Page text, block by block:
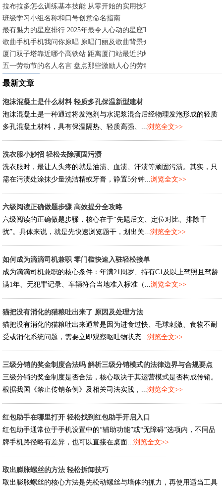
拉布拉多怎么训练基本技能 从零开始的实用技巧
班级学习小组名称和口号创意命名指南
最有魅力的星座排行 2025年最令人心动的星座TOP5
歌曲手机手机我问你原唱 原唱门丽及歌曲背景介绍
厦门双子塔靠近哪个高铁站 距离厦门站最近的地标建筑
五一劳动节的名人名言 盘点那些激励人心的劳动箴言
最新文章
泡沫混凝土是什么材料 轻质多孔保温新型建材
泡沫混凝土是一种通过将发泡剂与水泥浆混合后经物理发泡形成的轻质
多孔混凝土材料，具有保温隔热、轻质高强、...浏览全文>>
洗衣服小妙招 轻松去除顽固污渍
洗衣服时，最让人头疼的就是油渍、血渍、汗渍等顽固污渍。其实，只
需在污渍处涂抹少量洗洁精或牙膏，静置5分钟...浏览全文>>
六级阅读正确做题步骤 高效提分全攻略
六级阅读的正确做题步骤，核心在于“先题后文、定位对比、排除干
扰”。具体来说，就是先快速浏览题干，划出关...浏览全文>>
如何成为滴滴司机兼职 零门槛快速入驻轻松接单
成为滴滴司机兼职的核心条件：年满21周岁、持有C1及以上驾照且驾龄
满1年、无犯罪记录、车辆符合当地准入标准（...浏览全文>>
猫把没有消化的猫粮吐出来了 原因及处理方法
猫把没有消化的猫粮吐出来通常是因为进食过快、毛球刺激、食物不耐
受或消化系统问题，需要立即观察呕吐物状态...浏览全文>>
三级分销的奖金制度合法吗 解析三级分销模式的法律边界与合规要点
三级分销的奖金制度是否合法，核心取决于其运营模式是否构成传销。
根据我国《禁止传销条例》及相关司法实践，...浏览全文>>
红包助手在哪里打开 轻松找到红包助手开启入口
红包助手通常位于手机设置中的“辅助功能”或“无障碍”选项内，不同品
牌手机路径略有差异，也可以直接在桌面...浏览全文>>
取出膨胀螺丝的方法 轻松拆卸技巧
取出膨胀螺丝的核心方法是先松动螺丝与墙体的抓力，再使用适当工具